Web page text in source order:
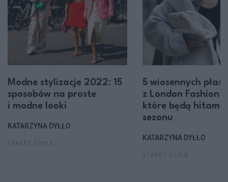
Modne stylizacje 2022: 15
sposobów na proste
i modne looki
KATARZYNA DYŁŁO
5 wiosennych
z London Fashion
które będą hitami
sezonu
KATARZYNA DYŁŁO